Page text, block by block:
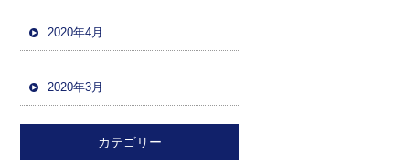
2020年4月
2020年3月
カテゴリー